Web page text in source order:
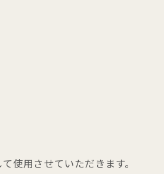
使用させていただきます。